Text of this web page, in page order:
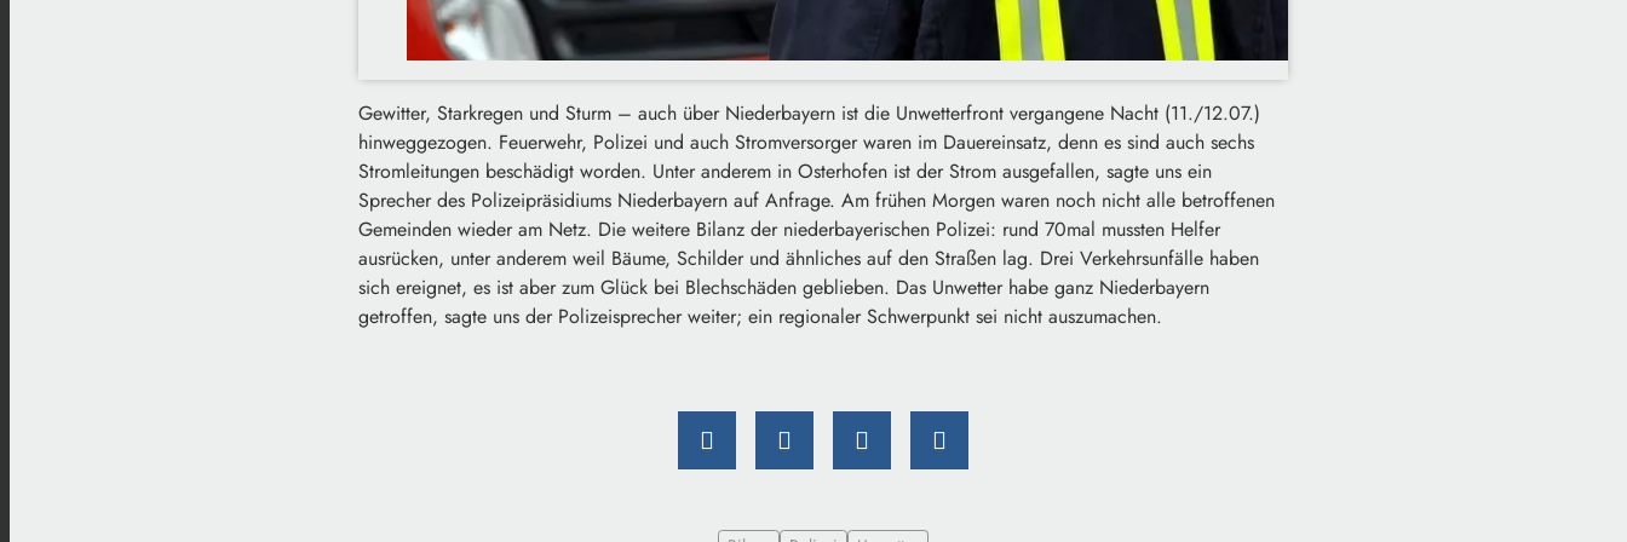
Gewitter, Starkregen und Sturm – auch über Niederbayern ist die Unwetterfront vergangene Nacht (11./12.07.)
hinweggezogen. Feuerwehr, Polizei und auch Stromversorger waren im Dauereinsatz, denn es sind auch sechs
Stromleitungen beschädigt worden. Unter anderem in Osterhofen ist der Strom ausgefallen, sagte uns ein
Sprecher des Polizeipräsidiums Niederbayern auf Anfrage. Am frühen Morgen waren noch nicht alle betroffenen
Gemeinden wieder am Netz. Die weitere Bilanz der niederbayerischen Polizei: rund 70mal mussten Helfer
ausrücken, unter anderem weil Bäume, Schilder und ähnliches auf den Straßen lag. Drei Verkehrsunfälle haben
sich ereignet, es ist aber zum Glück bei Blechschäden geblieben. Das Unwetter habe ganz Niederbayern
getroffen, sagte uns der Polizeisprecher weiter; ein regionaler Schwerpunkt sei nicht auszumachen.